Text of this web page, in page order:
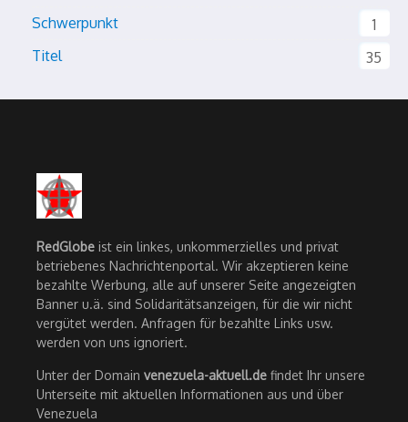
Schwerpunkt
1
Titel
35
RedGlobe ist ein linkes, unkommerzielles und privat
betriebenes Nachrichtenportal. Wir akzeptieren keine
bezahlte Werbung, alle auf unserer Seite angezeigten
Banner u.ä. sind Solidaritätsanzeigen, für die wir nicht
vergütet werden. Anfragen für bezahlte Links usw.
werden von uns ignoriert.
Unter der Domain venezuela-aktuell.de findet Ihr unsere
Unterseite mit aktuellen Informationen aus und über
Venezuela